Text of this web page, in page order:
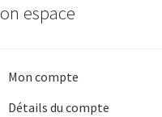
espace
Mon compte
Détails du compte